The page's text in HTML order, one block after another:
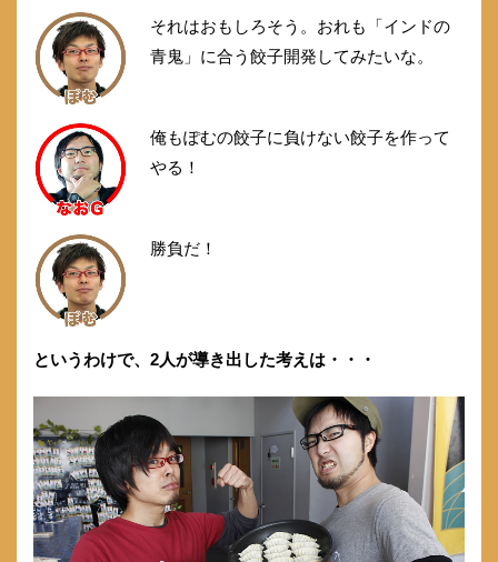
それはおもしろそう。おれも「インドの
青鬼」に合う餃子開発してみたいな。
俺もぽむの餃子に負けない餃子を作って
やる！
勝負だ！
というわけで、2人が導き出した考えは・・・